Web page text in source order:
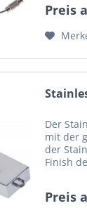
Sticks
andere...
Preis
Der
mit der
der
Finish
Chrom-
Preis